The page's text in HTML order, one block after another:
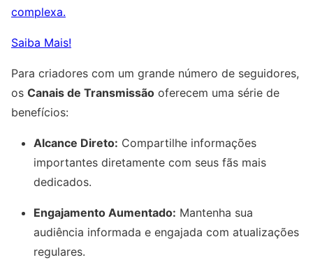
complexa.
Saiba Mais!
Para criadores com um grande número de seguidores,
os Canais de Transmissão oferecem uma série de
benefícios:
Alcance Direto: Compartilhe informações
importantes diretamente com seus fãs mais
dedicados.
Engajamento Aumentado: Mantenha sua
audiência informada e engajada com atualizações
regulares.